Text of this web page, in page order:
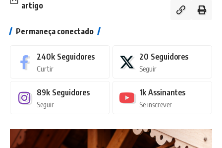
artigo
Permaneça conectado
240k Seguidores
Curtir
20 Seguidores
Seguir
89k Seguidores
Seguir
1k Assinantes
Se inscrever